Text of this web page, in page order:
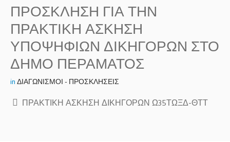
ΠΡΟΣΚΛΗΣΗ ΓΙΑ ΤΗΝ
ΠΡΑΚΤΙΚΗ ΑΣΚΗΣΗ
ΥΠΟΨΗΦΙΩΝ ΔΙΚΗΓΟΡΩΝ ΣΤΟ
ΔΗΜΟ ΠΕΡΑΜΑΤΟΣ
inΔΙΑΓΩΝΙΣΜΟΙ - ΠΡΟΣΚΛΗΣΕΙΣ
ΠΡΑΚΤΙΚΗ ΑΣΚΗΣΗ ΔΙΚΗΓΟΡΩΝ Ω35ΤΩΞΔ-ΘΤΤ